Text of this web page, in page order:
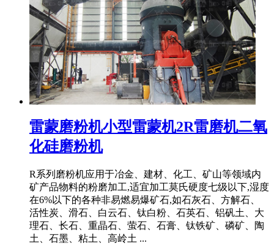
雷蒙磨粉机小型雷蒙机2R雷磨机二氧
化硅磨粉机
R系列磨粉机应用于冶金、建材、化工、矿山等领域内
矿产品物料的粉磨加工,适宜加工莫氏硬度七级以下,湿度
在6%以下的各种非易燃易爆矿石,如石灰石、方解石、
活性炭、滑石、白云石、钛白粉、石英石、铝矾土、大
理石、长石、重晶石、萤石、石膏、钛铁矿、磷矿、陶
土、石墨、粘土、高岭土 ...